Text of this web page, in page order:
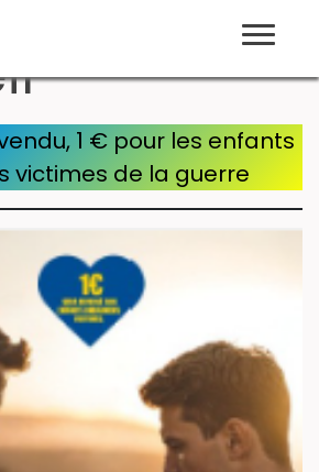
1 € pour les enfants
victimes de la guerre